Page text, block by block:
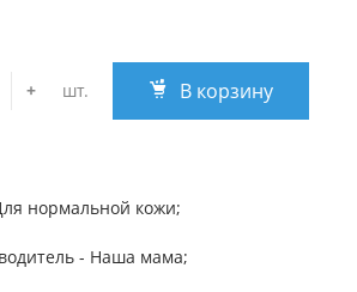
+ шт. В корзину
нормальной кожи;
- Наша мама;